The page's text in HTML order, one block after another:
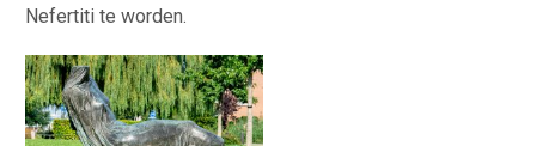
Nefertiti te worden.